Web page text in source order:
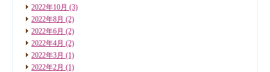
2022年10月 (3)
2022年8月 (2)
2022年6月 (2)
2022年4月 (2)
2022年3月 (1)
2022年2月 (1)